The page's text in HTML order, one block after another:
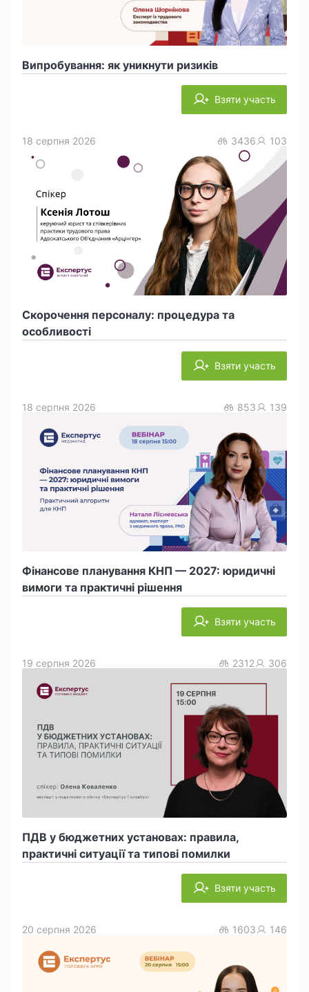
Випробування: як уникнути ризиків
Взяти участь
Скорочення персоналу: процедура та
особливості
18 серпня 2026 3436 103
Взяти участь
Фінансове планування КНП — 2027: юридичні
вимоги та практичні рішення
18 серпня 2026 853 139
Взяти участь
ПДВ у бюджетних установах: правила,
практичні ситуації та типові помилки
19 серпня 2026 2312 306
Взяти участь
20 серпня 2026 1603 146